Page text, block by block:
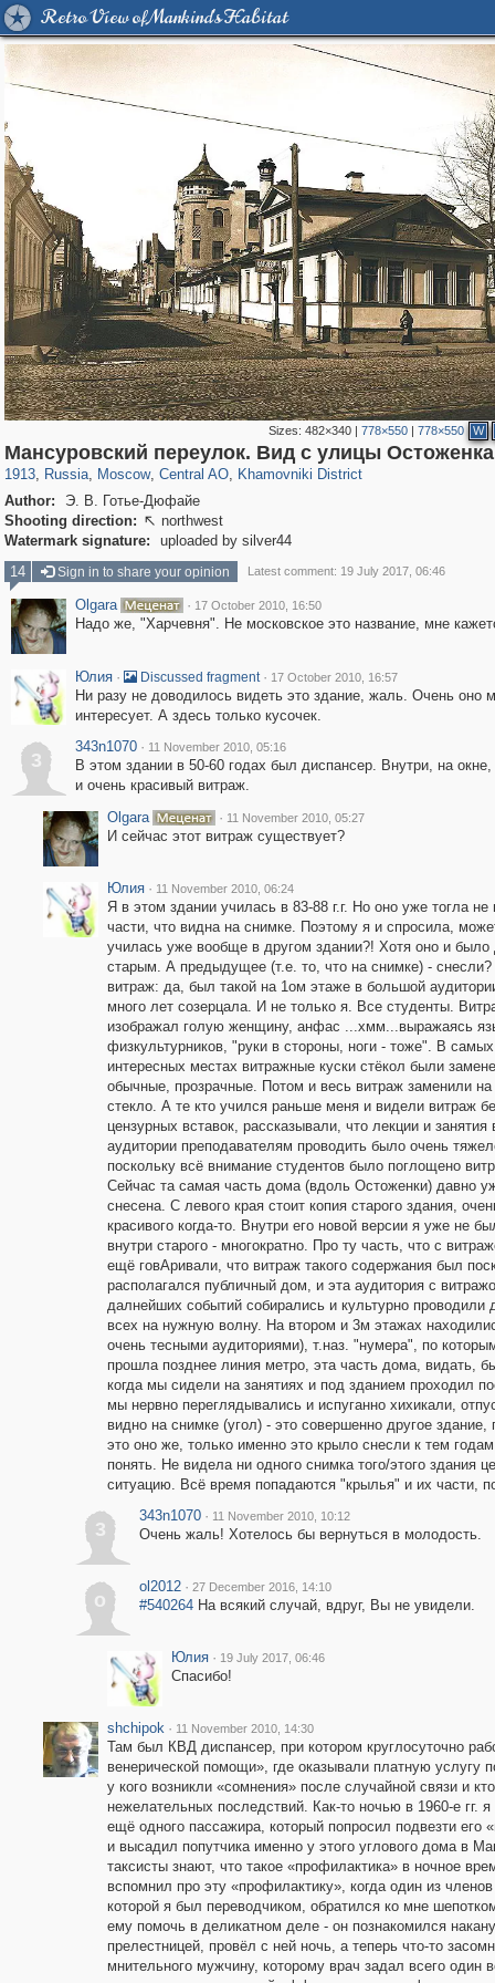
Retro View of Mankind's Habitat
Sizes:482×340 |778×550 |778×550 W
Мансуровский переулок. Вид с улицы Остоженка
1913, Russia
1,407,351 29,248
, Moscow
319,882 8,286
, Central AO
160,021 5,916
, Khamovniki District
19,395 722
Author:
Э. В. Готье-Дюфайе
Shooting direction:  northwest
Watermark signature:
uploaded by silver44
14
Sign in to share your opinion Latest comment: 19 July 2017, 06:46
Olgara · 17 October 2010, 16:50
Надо же, "Харчевня". Не московское это название, мне
Юлия · Discussed fragment · 17 October 2010, 16:57
Ни разу не доводилось видеть это здание, жаль. Очень оно
интересует. А здесь только кусочек.
3
343n1070 · 11 November 2010, 05:16
В этом здании в 50-60 годах был диспансер. Внутри, на
и очень красивый витраж.
Olgara
· 11 November 2010, 05:27
И сейчас этот витраж существует?
Юлия · 11 November 2010, 06:24
Я в этом здании училась в 83-88 г.г. Но оно уже тогла не
части, что видна на снимке. Поэтому я и спросила,
училась уже вообще в другом здании?! Хотя оно и было
старым. А предыдущее (т.е. то, что на снимке) -
витраж: да, был такой на 1ом этаже в большой
много лет созерцала. И не только я. Все студенты.
изображал голую женщину, анфас ...хмм...выражаясь
физкультурников, "руки в стороны, ноги - тоже". В самых
интересных местах витражные куски стёкол были
обычные, прозрачные. Потом и весь витраж заменили
стекло. А те кто учился раньше меня и видели витраж
цензурных вставок, рассказывали, что лекции и занятия
аудитории преподавателям проводить было очень
поскольку всё внимание студентов было поглощено
Сейчас та самая часть дома (вдоль Остоженки) давно
снесена. С левого края стоит копия старого здания,
красивого когда-то. Внутри его новой версии я уже не
внутри старого - многократно. Про ту часть, что с
ещё говАривали, что витраж такого содержания был
располагался публичный дом, и эта аудитория с
далнейших событий собирались и культурно
всех на нужную волну. На втором и 3м этажах
очень тесными аудиториями), т.наз. "нумера", по
прошла позднее линия метро, эта часть дома, видать,
когда мы сидели на занятиях и под зданием проходил
мы нервно переглядывались и испуганно хихикали,
видно на снимке (угол) - это совершенно другое
это оно же, только именно это крыло снесли к тем
понять. Не видела ни одного снимка того/этого здания
ситуацию. Всё время попадаются "крылья" и их части,
3
343n1070 · 11 November 2010, 10:12
Очень жаль! Хотелось бы вернуться в молодость.
o
ol2012 · 27 December 2016, 14:10
#540264На всякий случай, вдруг, Вы не увидели.
Юлия · 19 July 2017, 06:46
Спасибо!
shchipok · 11 November 2010, 14:30
Там был КВД диспансер, при котором круглосуточно
венерической помощи», где оказывали платную услугу
у кого возникли «сомнения» после случайной связи и
нежелательных последствий. Как-то ночью в 1960-е гг.
ещё одного пассажира, который попросил подвезти
и высадил попутчика именно у этого углового дома в
таксисты знают, что такое «профилактика» в ночное
вспомнил про эту «профилактику», когда один из
которой я был переводчиком, обратился ко мне
ему помочь в деликатном деле - он познакомился
прелестницей, провёл с ней ночь, а теперь что-то
мнительного мужчину, которому врач задал всего